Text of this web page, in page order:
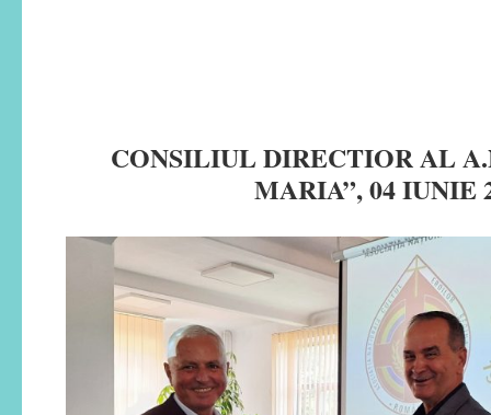
CONSILIUL DIRECTIOR AL
MARIA”, 04 IUNIE